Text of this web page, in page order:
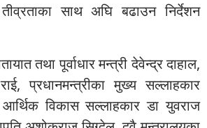
साथ अघि बढाउन निर्देशन
तथा पूर्वाधार मन्त्री देवेन्द्र दाहाल,
राई, प्रधानमन्त्रीका मुख्य सल्लाहकार
आर्थिक विकास सल्लाहकार डा युवराज